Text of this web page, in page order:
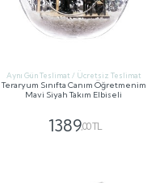
Aynı Gün Teslimat / Ücretsiz Teslimat
Teraryum Sınıfta Canım Öğretmenim
Mavi Siyah Takım Elbiseli
1389,00 TL